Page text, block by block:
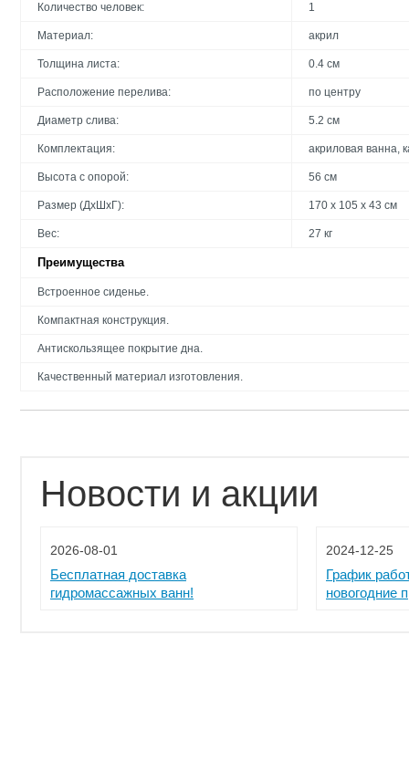
Количество человек: 1
Материал: акрил
Толщина листа: 0.4 см
Расположение перелива: по центру
Диаметр слива: 5.2 см
Комплектация: акриловая ванна,
Высота с опорой: 56 см
Размер (ДхШхГ): 170 х 105 х 43 см
Вес: 27 кг
Преимущества
Встроенное сиденье.
Компактная конструкция.
Антискользящее покрытие дна.
Качественный материал изготовления.
Новости и акции
2026-08-01
Бесплатная доставка
гидромассажных ванн!
2024-12-25
График
новогодние